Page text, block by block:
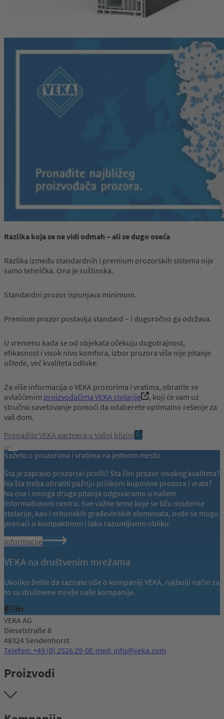
Razlika kojase nevidiodmah – alisedugo oseća
Razlika između standardnih i premium prozorskih sistema nije
samo tehnička. Ona je suštinska.
Standardni prozor ispunjava minimum.
Premium prozor postavlja standard – i dugoročno ga održava.
U vremenu kada se od objekata očekuju dugotrajnost,
efikasnost i visok nivo komfora, izbor prozora više nije pitanje
uštede, već kvaliteta odluke.
Za više informacija o VEKA prozorima i vratima, obratite se
ovlašćenim proizvođačima VEKA stolarije
, koji će vam uz
stručno savetovanje pomoći da odaberete optimalno rešenje za
vaš dom.
Pronađite VEKA partnera u Vašoj blizini
Sažeto o prozorima i vratima na jednom mestu
Šta je zapravo prozorski profil? Šta čini prozor visokog kvaliteta?
Na šta treba obratiti pažnju prilikom kupovine prozora i vrata?
Na ova i mnoga druga pitanja odgovaramo u našem
informativnom centru. Sve važne teme koje se tiču moderne
stolarije, kao i vrhunskih građevinskih elemenata, ovde se mogu
pronaći u kompaktnom i lako razumljivom obliku.
Informacije
VEKA na društvenim mrežama
Ukoliko želite da saznate više o kompaniji VEKA, najbolji način za
to su društvene mreže naše kompanije.
VEKA AG
Dieselstraße 8
48324 Sendenhorst
Telefon: +49 (0) 2526 29-0E-mejl: info@veka.com
Proizvodi